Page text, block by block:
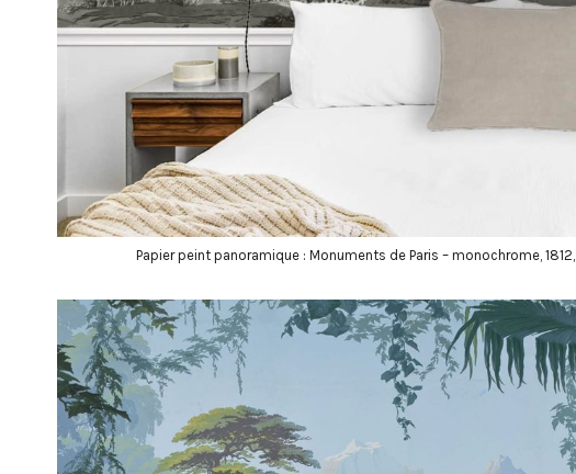
Papier peint panoramique : Monuments de Paris – monochrome, 1812,